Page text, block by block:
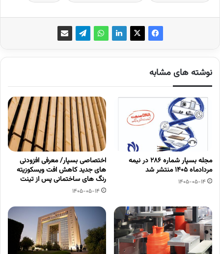
نوشته های مشابه
مجله بسپار شماره 286 در نیمه
مردادماه 1405 منتشر شد
1405-05-14
اختصاصی بسپار/ معرفی افزودنی
های جدید کاهش افت ویسکوزیته
رنگ های ساختمانی پس از تینت
1405-05-14